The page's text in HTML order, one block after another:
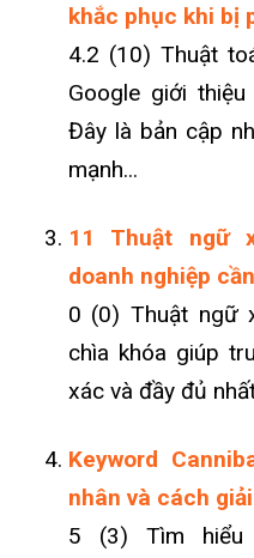
khắc phục khi bị
4.2 (10) Thuật
Google giới
Đây là bản cập
mạnh...
11 Thuật ngữ
doanh nghiệp
0 (0) Thuật ngữ
chìa khóa giúp
xác và đầy đủ
Keyword
nhân và cách
5 (3) Tìm hiểu